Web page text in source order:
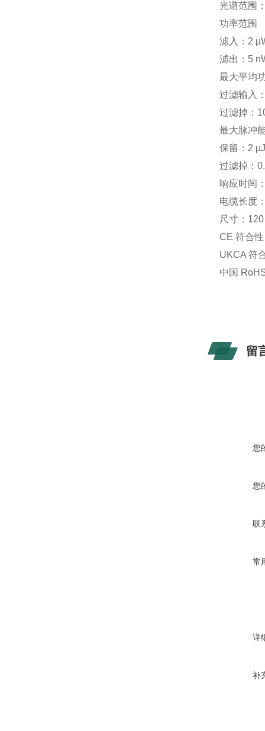
光谱范围
功率范围
滤入：2
滤出：5
最大平均
过滤输入
过滤掉：
最大脉冲
保留：2
过滤掉：
响应时间
电缆长度
尺寸：
CE 符合
UKCA 符
中国
留
您
您
联
常
详
补